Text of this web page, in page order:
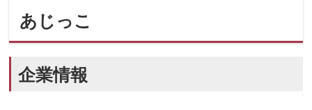
あじっこ
企業情報